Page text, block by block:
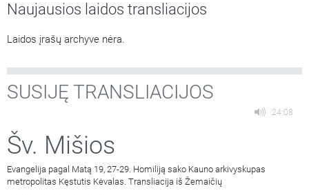
Naujausios laidos transliacijos
Laidos įrašų archyve nėra.
SUSIJĘ TRANSLIACIJOS
24:08
Šv. Mišios
Evangelija pagal Matą 19, 27-29. Homiliją sako Kauno arkivyskupas
metropolitas Kęstutis Kėvalas. Transliacija iš Žemaičių